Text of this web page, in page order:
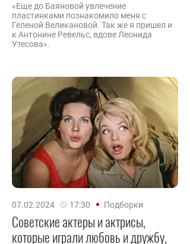
«Еще до Баяновой увлечение
пластинками познакомило меня с
Геленой Великановой. Так же я пришел и
к Антонине Ревельс, вдове Леонида
Утесова».
07.02.2024 17:30 Подборки
Советские актеры и актрисы,
которые играли любовь и дружбу,